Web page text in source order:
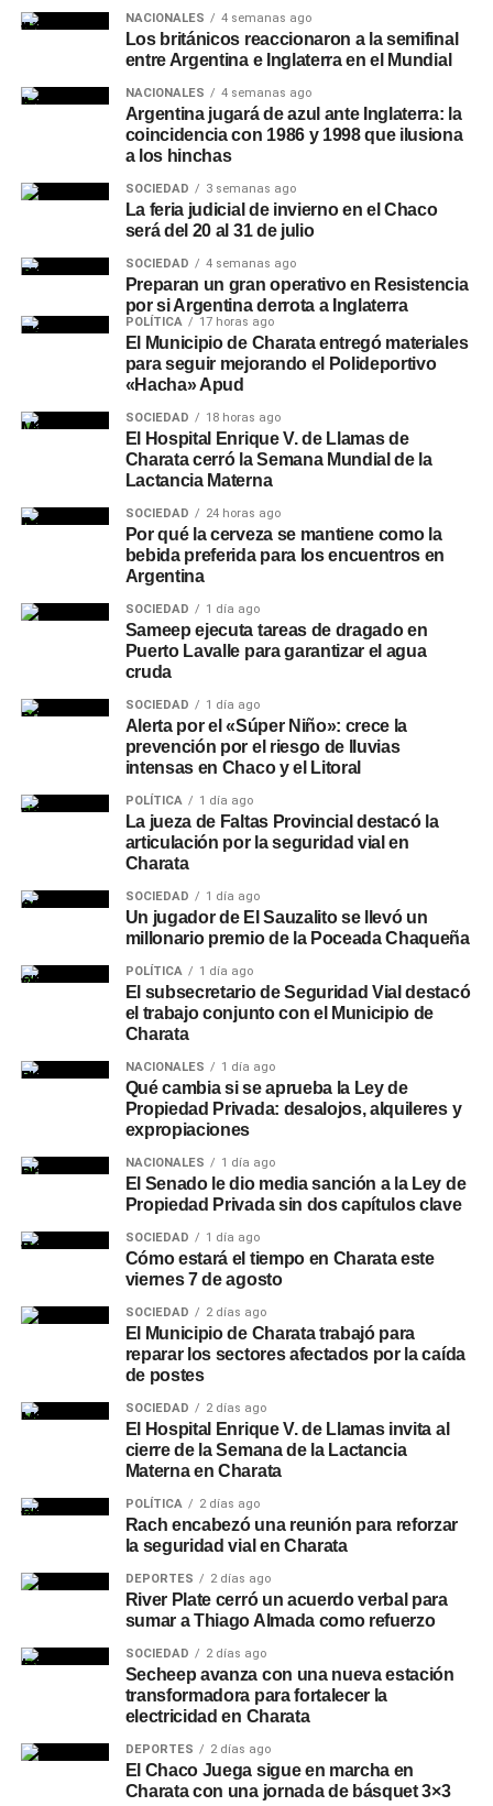
NACIONALES 4 semanas ago
Los británicos reaccionaron a la semifinal
entre Argentina e Inglaterra en el Mundial
NACIONALES 4 semanas ago
Argentina jugará de azul ante Inglaterra: la
coincidencia con 1986 y 1998 que ilusiona
a los hinchas
SOCIEDAD 3 semanas ago
La feria judicial de invierno en el Chaco
será del 20 al 31 de julio
SOCIEDAD 4 semanas ago
Preparan un gran operativo en Resistencia
por si Argentina derrota a Inglaterra
POLÍTICA 17 horas ago
El Municipio de Charata entregó materiales
para seguir mejorando el Polideportivo
«Hacha» Apud
SOCIEDAD 18 horas ago
El Hospital Enrique V. de Llamas de
Charata cerró la Semana Mundial de la
Lactancia Materna
SOCIEDAD 24 horas ago
Por qué la cerveza se mantiene como la
bebida preferida para los encuentros en
Argentina
SOCIEDAD 1 día ago
Sameep ejecuta tareas de dragado en
Puerto Lavalle para garantizar el agua
cruda
SOCIEDAD 1 día ago
Alerta por el «Súper Niño»: crece la
prevención por el riesgo de lluvias
intensas en Chaco y el Litoral
POLÍTICA 1 día ago
La jueza de Faltas Provincial destacó la
articulación por la seguridad vial en
Charata
SOCIEDAD 1 día ago
Un jugador de El Sauzalito se llevó un
millonario premio de la Poceada Chaqueña
POLÍTICA 1 día ago
El subsecretario de Seguridad Vial destacó
el trabajo conjunto con el Municipio de
Charata
NACIONALES 1 día ago
Qué cambia si se aprueba la Ley de
Propiedad Privada: desalojos, alquileres y
expropiaciones
NACIONALES 1 día ago
El Senado le dio media sanción a la Ley de
Propiedad Privada sin dos capítulos clave
SOCIEDAD 1 día ago
Cómo estará el tiempo en Charata este
viernes 7 de agosto
SOCIEDAD 2 días ago
El Municipio de Charata trabajó para
reparar los sectores afectados por la caída
de postes
SOCIEDAD 2 días ago
El Hospital Enrique V. de Llamas invita al
cierre de la Semana de la Lactancia
Materna en Charata
POLÍTICA 2 días ago
Rach encabezó una reunión para reforzar
la seguridad vial en Charata
DEPORTES 2 días ago
River Plate cerró un acuerdo verbal para
sumar a Thiago Almada como refuerzo
SOCIEDAD 2 días ago
Secheep avanza con una nueva estación
transformadora para fortalecer la
electricidad en Charata
DEPORTES 2 días ago
El Chaco Juega sigue en marcha en
Charata con una jornada de básquet 3×3